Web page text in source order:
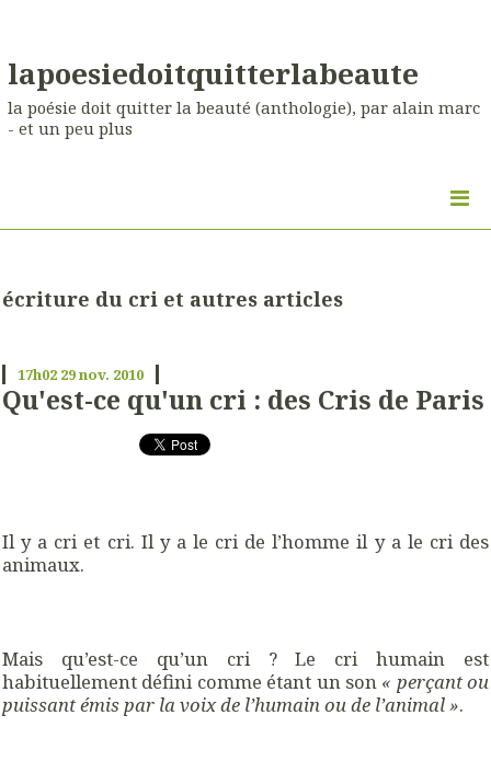
lapoesiedoitquitterlabeaute
la poésie doit quitter la beauté (anthologie), par alain marc
- et un peu plus
écriture du cri et autres articles
17h02 29nov. 2010
Qu'est-ce qu'un cri : des Cris de Paris
Il y a cri et cri. Il y a le cri de l’homme il y a le cri des
animaux.
Mais qu’est-ce qu’un cri ? Le cri humain est
habituellement défini comme étant un son « perçant ou
puissant émis par la voix de l’humain ou de l’animal ».